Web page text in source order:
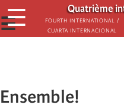
Παράκαμψη
προς
το
Quatrième
Fourth International /
Cuarta Internacional
☰
☰
Ensemble!